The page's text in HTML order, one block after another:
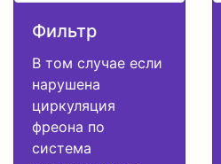
Фильтр
В том случае если
нарушена
циркуляция
фреона по
система